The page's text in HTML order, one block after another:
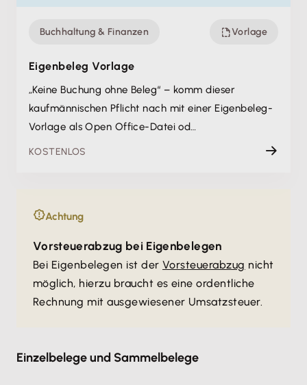
Buchhaltung & Finanzen Vorlage
Eigenbeleg Vorlage
„Keine Buchung ohne Beleg“ – komm dieser
kaufmännischen Pflicht nach mit einer Eigenbeleg-
Vorlage als Open Office-Datei od…
KOSTENLOS
Achtung
Vorsteuerabzug bei Eigenbelegen
Bei Eigenbelegen ist der Vorsteuerabzug nicht
möglich, hierzu braucht es eine ordentliche
Rechnung mit ausgewiesener Umsatzsteuer.
Einzelbelege und Sammelbelege